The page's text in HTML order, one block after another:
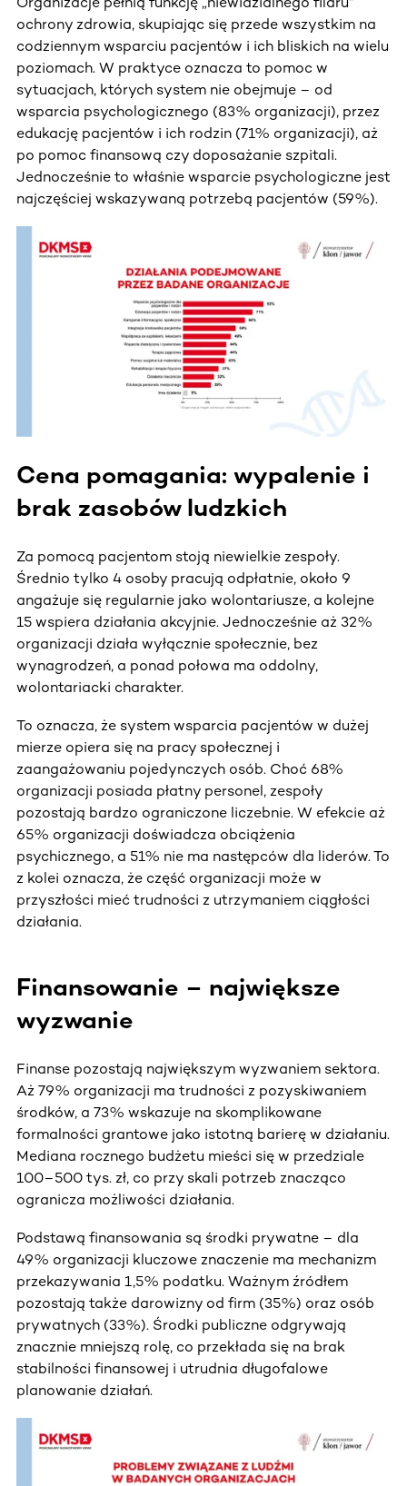
ochrony zdrowia, skupiając się przede wszystkim na
codziennym wsparciu pacjentów i ich bliskich na wielu
poziomach. W praktyce oznacza to pomoc w
sytuacjach, których system nie obejmuje – od
wsparcia psychologicznego (83% organizacji), przez
edukację pacjentów i ich rodzin (71% organizacji), aż
po pomoc finansową czy doposażanie szpitali.
Jednocześnie to właśnie wsparcie psychologiczne jest
najczęściej wskazywaną potrzebą pacjentów (59%).
Cena pomagania: wypalenie i
brak zasobów ludzkich
Za pomocą pacjentom stoją niewielkie zespoły.
Średnio tylko 4 osoby pracują odpłatnie, około 9
angażuje się regularnie jako wolontariusze, a kolejne
15 wspiera działania akcyjnie. Jednocześnie aż 32%
organizacji działa wyłącznie społecznie, bez
wynagrodzeń, a ponad połowa ma oddolny,
wolontariacki charakter.
To oznacza, że system wsparcia pacjentów w dużej
mierze opiera się na pracy społecznej i
zaangażowaniu pojedynczych osób. Choć 68%
organizacji posiada płatny personel, zespoły
pozostają bardzo ograniczone liczebnie. W efekcie aż
65% organizacji doświadcza obciążenia
psychicznego, a 51% nie ma następców dla liderów. To
z kolei oznacza, że część organizacji może w
przyszłości mieć trudności z utrzymaniem ciągłości
działania.
Finansowanie – największe
wyzwanie
Finanse pozostają największym wyzwaniem sektora.
Aż 79% organizacji ma trudności z pozyskiwaniem
środków, a 73% wskazuje na skomplikowane
formalności grantowe jako istotną barierę w działaniu.
Mediana rocznego budżetu mieści się w przedziale
100–500 tys. zł, co przy skali potrzeb znacząco
ogranicza możliwości działania.
Podstawą finansowania są środki prywatne – dla
49% organizacji kluczowe znaczenie ma mechanizm
przekazywania 1,5% podatku. Ważnym źródłem
pozostają także darowizny od firm (35%) oraz osób
prywatnych (33%). Środki publiczne odgrywają
znacznie mniejszą rolę, co przekłada się na brak
stabilności finansowej i utrudnia długofalowe
planowanie działań.